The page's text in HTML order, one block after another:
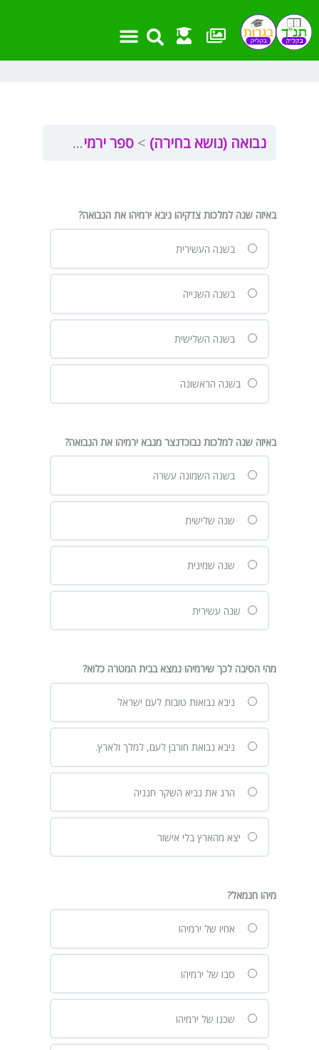
לתוכן
נבואה (נושא בחירה) ספר ירמיה פרק ל”ב
באיזה שנה למלכות צדקיהו ניבא ירמיהו את הנבואה?
בשנה העשירית
בשנה השנייה
בשנה השלישית
בשנה הראשונה
באיזה שנה למלכות נבוכדנצר מנבא ירמיהו את הנבואה?
בשנה השמונה עשרה
שנה שלישית
שנה שמינית
שנה עשירית
מהי הסיבה לכך שירמיהו נמצא בבית המטרה כלוא?
ניבא נבואות טובות לעם ישראל
ניבא נבואת חורבן לעם, למלך ולארץ.
הרג את נביא השקר חנניה
יצא מהארץ בלי אישור
מיהו חנמאל?
אחיו של ירמיהו
סבו של ירמיהו
שכנו של ירמיהו